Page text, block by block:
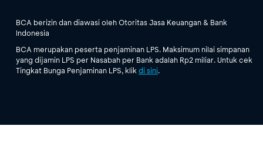
BCA berizin dan diawasi oleh Otoritas Jasa Keuangan & Bank
Indonesia
BCA merupakan peserta penjaminan LPS. Maksimum nilai simpanan
yang dijamin LPS per Nasabah per Bank adalah Rp2 miliar. Untuk cek
Tingkat Bunga Penjaminan LPS, klik di sini.